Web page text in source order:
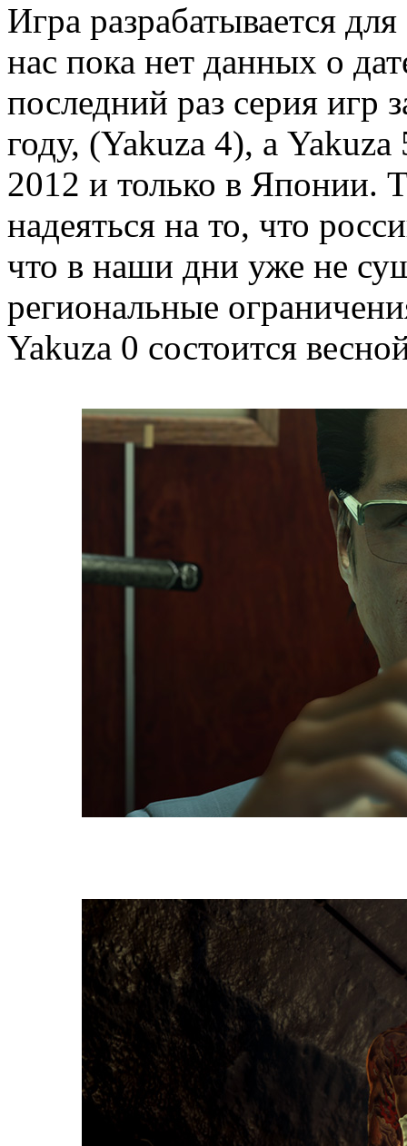
Игра разрабатывается
нас пока нет данных о
последний раз серия игр
году, (Yakuza 4), а
2012 и только в Японии.
надеяться на то, что
что в наши дни уже не
региональные
Yakuza 0 состоится